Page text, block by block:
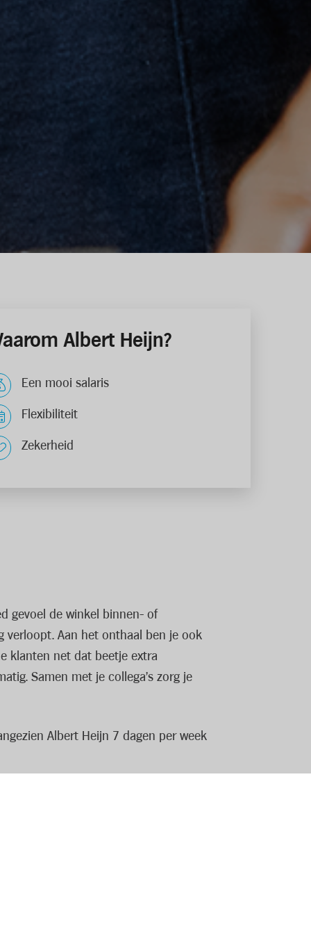
Albert Heijn?
Een mooi salaris
Flexibiliteit
Zekerheid
gevoel de winkel binnen- of
verloopt. Aan het onthaal ben je ook
klanten net dat beetje extra
Samen met je collega’s zorg je
Albert Heijn 7 dagen per week